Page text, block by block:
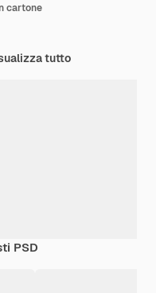
cartone
tutto
PSD